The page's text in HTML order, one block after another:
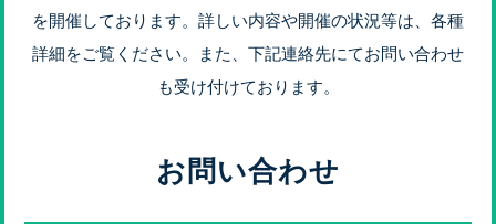
を開催しております。詳しい内容や開催の状況等は、各種
詳細をご覧ください。また、下記連絡先にてお問い合わせ
も受け付けております。
お問い合わせ